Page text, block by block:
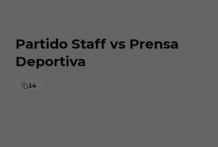
Partido Staff vs Prensa
Deportiva
14